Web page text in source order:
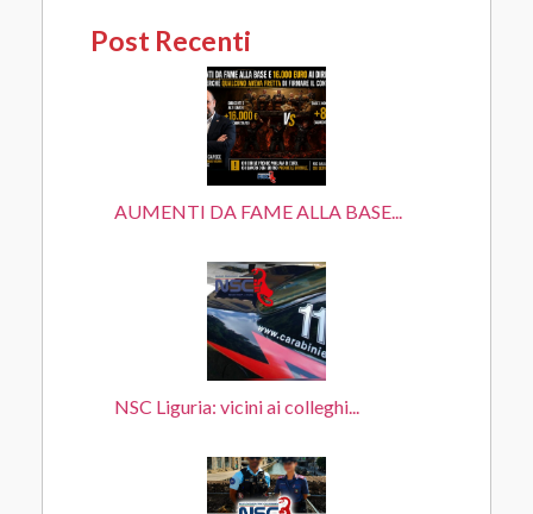
Post Recenti
AUMENTI DA FAME ALLA BASE...
NSC Liguria: vicini ai colleghi...